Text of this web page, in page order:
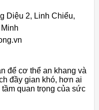
Diệu 2, Linh Chiểu,
để cơ thể an khang và
đầy gian khó, hơn ai
quan trọng của sức